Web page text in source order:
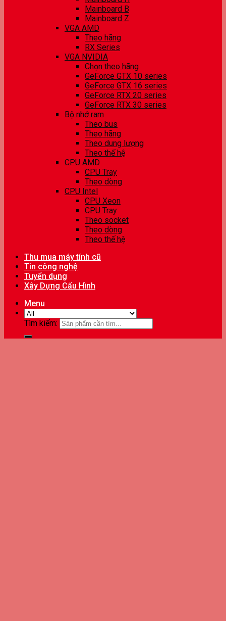
Mainboard B
Mainboard Z
VGA AMD
Theo hãng
RX Series
VGA NVIDIA
Chọn theo hãng
GeForce GTX 10 series
GeForce GTX 16 series
GeForce RTX 20 series
GeForce RTX 30 series
Bộ nhớ ram
Theo bus
Theo hãng
Theo dung lượng
Theo thế hệ
CPU AMD
CPU Tray
Theo dòng
CPU Intel
CPU Xeon
CPU Tray
Theo socket
Theo dòng
Theo thế hệ
Thu mua máy tính cũ
Tin công nghệ
Tuyển dụng
Xây Dựng Cấu Hình
Menu
Tìm kiếm: